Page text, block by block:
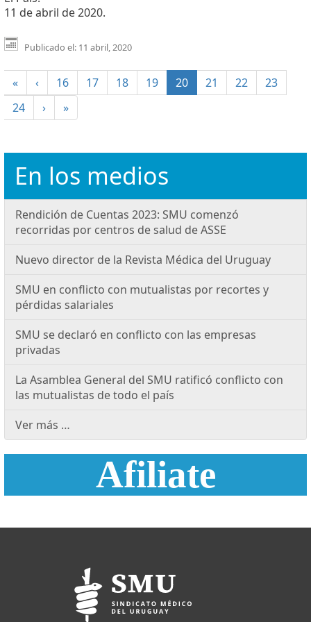
11 de abril de 2020.
Publicado el: 11 abril, 2020
« ‹ 16 17 18 19 20(current)
21 22
23
24
› »
En los medios
Rendición de Cuentas 2023: SMU comenzó
recorridas por centros de salud de ASSE
Nuevo director de la Revista Médica del Uruguay
SMU en conflicto con mutualistas por recortes y
pérdidas salariales
SMU se declaró en conflicto con las empresas
privadas
La Asamblea General del SMU ratificó conflicto con
las mutualistas de todo el país
Ver más …
Afiliate